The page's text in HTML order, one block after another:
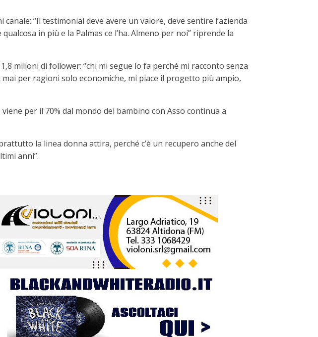
“Il testimonial deve avere un valore, deve sentire l’azienda
in più e la Palmas ce l’ha. Almeno per noi” riprende la
milioni di follower: “chi mi segue lo fa perché mi racconto senza
per ragioni solo economiche, mi piace il progetto più ampio,
per il 70% dal mondo del bambino con Asso continua a
la linea donna attira, perché c’è un recupero anche del
anni”.